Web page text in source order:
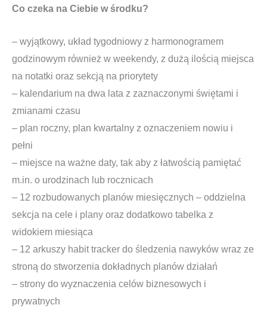
Co czeka na Ciebie w środku?
– wyjątkowy, układ tygodniowy z harmonogramem
godzinowym również w weekendy, z dużą ilością miejsca
na notatki oraz sekcją na priorytety
– kalendarium na dwa lata z zaznaczonymi świętami i
zmianami czasu
– plan roczny, plan kwartalny z oznaczeniem nowiu i
pełni
– miejsce na ważne daty, tak aby z łatwością pamiętać
m.in. o urodzinach lub rocznicach
– 12 rozbudowanych planów miesięcznych – oddzielna
sekcja na cele i plany oraz dodatkowo tabelka z
widokiem miesiąca
– 12 arkuszy habit tracker do śledzenia nawyków wraz ze
stroną do stworzenia dokładnych planów działań
– strony do wyznaczenia celów biznesowych i
prywatnych